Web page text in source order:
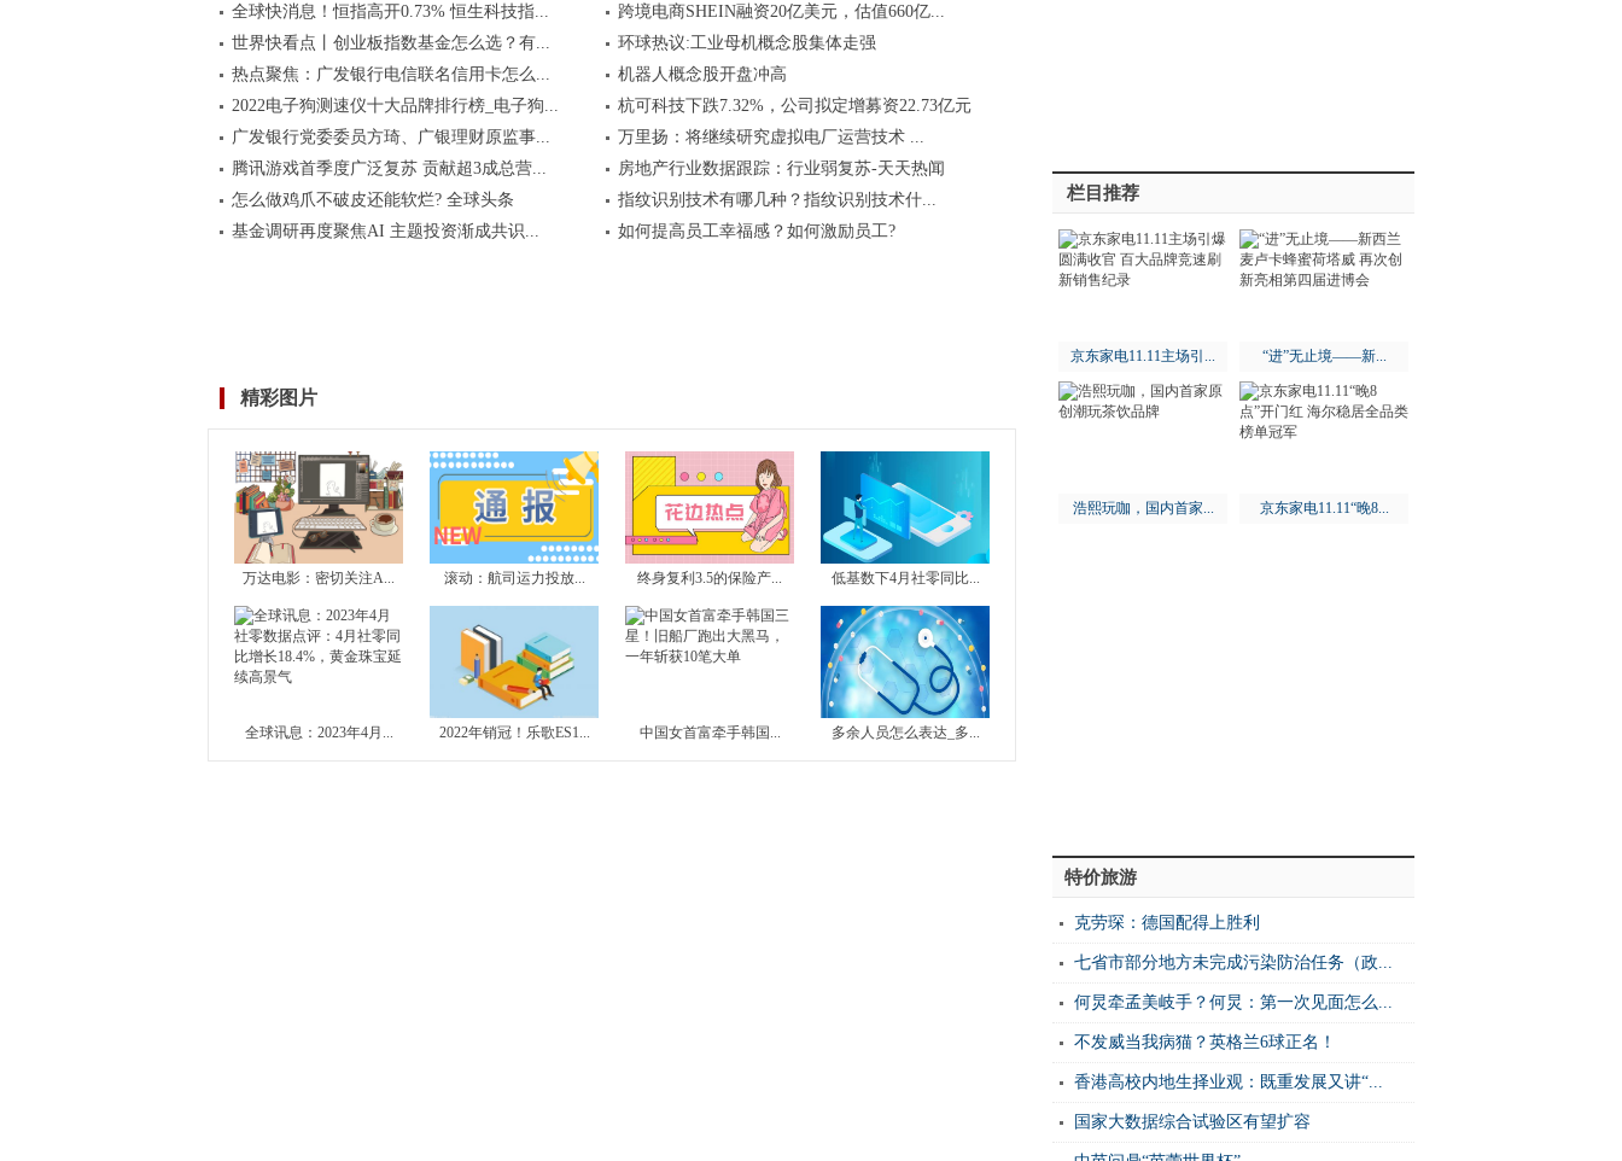
全球快消息！恒指高开0.73% 恒生科技指...
跨境电商SHEIN融资20亿美元，估值660亿...
世界快看点丨创业板指数基金怎么选？有...
环球热议:工业母机概念股集体走强
热点聚焦：广发银行电信联名信用卡怎么...
机器人概念股开盘冲高
2022电子狗测速仪十大品牌排行榜_电子狗...
杭可科技下跌7.32%，公司拟定增募资22.73亿元
广发银行党委委员方琦、广银理财原监事...
万里扬：将继续研究虚拟电厂运营技术 ...
腾讯游戏首季度广泛复苏 贡献超3成总营...
房地产行业数据跟踪：行业弱复苏-天天热闻
怎么做鸡爪不破皮还能软烂? 全球头条
指纹识别技术有哪几种？指纹识别技术什...
基金调研再度聚焦AI 主题投资渐成共识...
如何提高员工幸福感？如何激励员工?
精彩图片
万达电影：密切关注A... 滚动：航司运力投放... 终身复利3.5的保险产... 低基数下4月社零同比...
全球讯息：2023年4月... 2022年销冠！乐歌ES1... 中国女首富牵手韩国... 多余人员怎么表达_多...
栏目推荐
京东家电11.11主场引... “进”无止境——新...
浩熙玩咖，国内首家... 京东家电11.11“晚8...
特价旅游
克劳琛：德国配得上胜利
七省市部分地方未完成污染防治任务（政...
何炅牵孟美岐手？何炅：第一次见面怎么...
不发威当我病猫？英格兰6球正名！
香港高校内地生择业观：既重发展又讲“...
国家大数据综合试验区有望扩容